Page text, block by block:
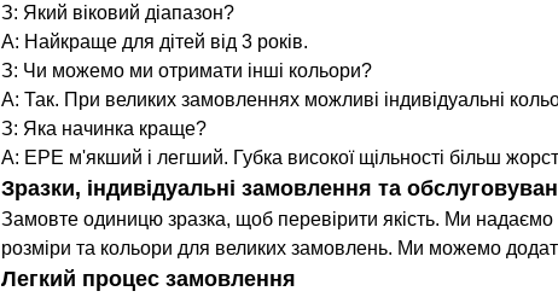
З: Який віковий діапазон?
A: Найкраще для дітей від 3 років.
З: Чи можемо ми отримати інші кольори?
A: Так. При великих замовленнях можливі індивідуальні
З: Яка начинка краще?
A: EPE м'якший і легший. Губка високої щільності більш
Зразки, індивідуальні замовлення та
Замовте одиницю зразка, щоб перевірити якість. Ми
розміри та кольори для великих замовлень. Ми можемо
Легкий процес замовлення